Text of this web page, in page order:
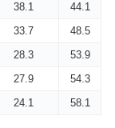
38.1
44.1
33.7
48.5
28.3
53.9
27.9
54.3
24.1 58.1